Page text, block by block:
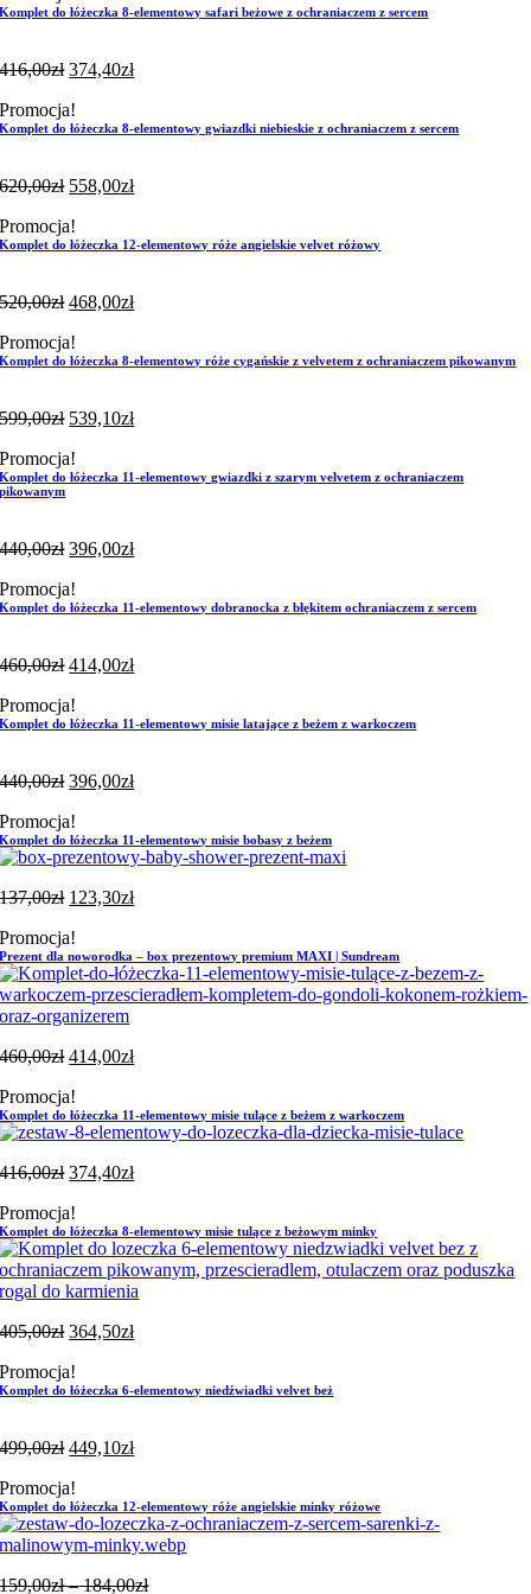
Komplet do łóżeczka 8-elementowy safari beżowe z ochraniaczem z sercem
416,00zł 374,40zł
Promocja!
Komplet do łóżeczka 8-elementowy gwiazdki niebieskie z ochraniaczem z sercem
620,00zł 558,00zł
Promocja!
Komplet do łóżeczka 12-elementowy róże angielskie velvet różowy
520,00zł 468,00zł
Promocja!
Komplet do łóżeczka 8-elementowy róże cygańskie z velvetem z ochraniaczem pikowanym
599,00zł 539,10zł
Promocja!
Komplet do łóżeczka 11-elementowy gwiazdki z szarym velvetem z ochraniaczem
pikowanym
440,00zł 396,00zł
Promocja!
Komplet do łóżeczka 11-elementowy dobranocka z błękitem ochraniaczem z sercem
460,00zł 414,00zł
Promocja!
Komplet do łóżeczka 11-elementowy misie latające z beżem z warkoczem
440,00zł 396,00zł
Promocja!
Komplet do łóżeczka 11-elementowy misie bobasy z beżem
137,00zł 123,30zł
Promocja!
Prezent dla noworodka – box prezentowy premium MAXI | Sundream
460,00zł 414,00zł
Promocja!
Komplet do łóżeczka 11-elementowy misie tulące z beżem z warkoczem
416,00zł 374,40zł
Promocja!
Komplet do łóżeczka 8-elementowy misie tulące z beżowym minky
405,00zł 364,50zł
Promocja!
Komplet do łóżeczka 6-elementowy niedźwiadki velvet beż
499,00zł 449,10zł
Promocja!
Komplet do łóżeczka 12-elementowy róże angielskie minky różowe
159,00zł – 184,00złZakres